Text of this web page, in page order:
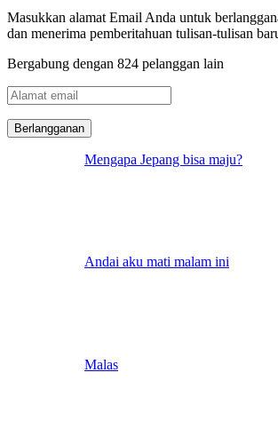
Masukkan alamat Email Anda untuk
dan menerima pemberitahuan tulisan-tulisan
Bergabung dengan 824 pelanggan lain
Alamat
email
Mengapa Jepang bisa maju?
Andai aku mati malam ini
Malas